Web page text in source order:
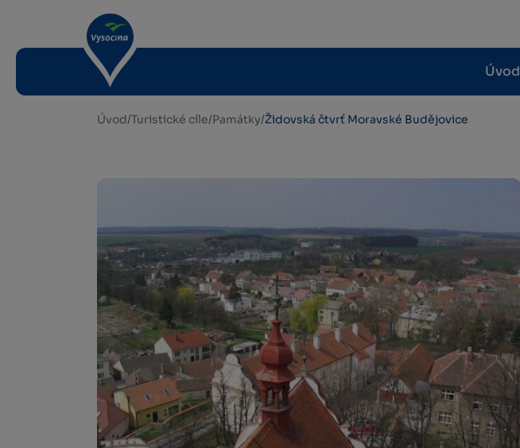
Úvod
Úvod/Turistické cíle/Památky/Židovská čtvrť Moravské Budějovice